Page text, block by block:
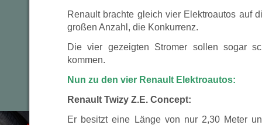
Renault brachte gleich vier Elektroautos auf
großen Anzahl, die Konkurrenz.
Die vier gezeigten Stromer sollen sogar
kommen.
Nun zu den vier Renault Elektroautos:
Renault Twizy Z.E. Concept:
Er besitzt eine Länge von nur 2,30 Meter